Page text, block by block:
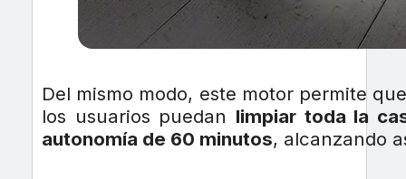
Del mismo modo, este motor permite
los usuarios puedan limpiar toda la
autonomía de 60 minutos, alcanzando